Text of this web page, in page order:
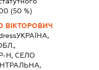
(50 %)
ВІКТОРОВИЧ
УКРАЇНА,
Н, СЕЛО